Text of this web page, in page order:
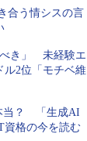
合う情シスの言
べき」 未経験エ
ル2位「モチベ維
当？ 「生成AI
格の今を読む